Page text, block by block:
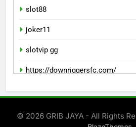
slot88
joker11
slotvip gg
https://downriggersfc.com/
bento11 resmi
© 2026 GRIB JAYA - All Rights